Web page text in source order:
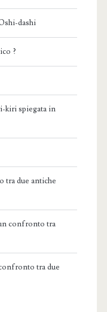
dashi
?
kiri spiegata in
tra due antiche
confronto tra
tra due